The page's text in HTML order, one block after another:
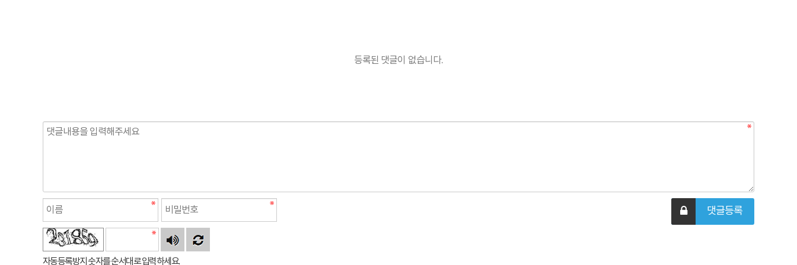
등록된 댓글이 없습니다.
자동등록방지 숫자를 순서대로 입력하세요.